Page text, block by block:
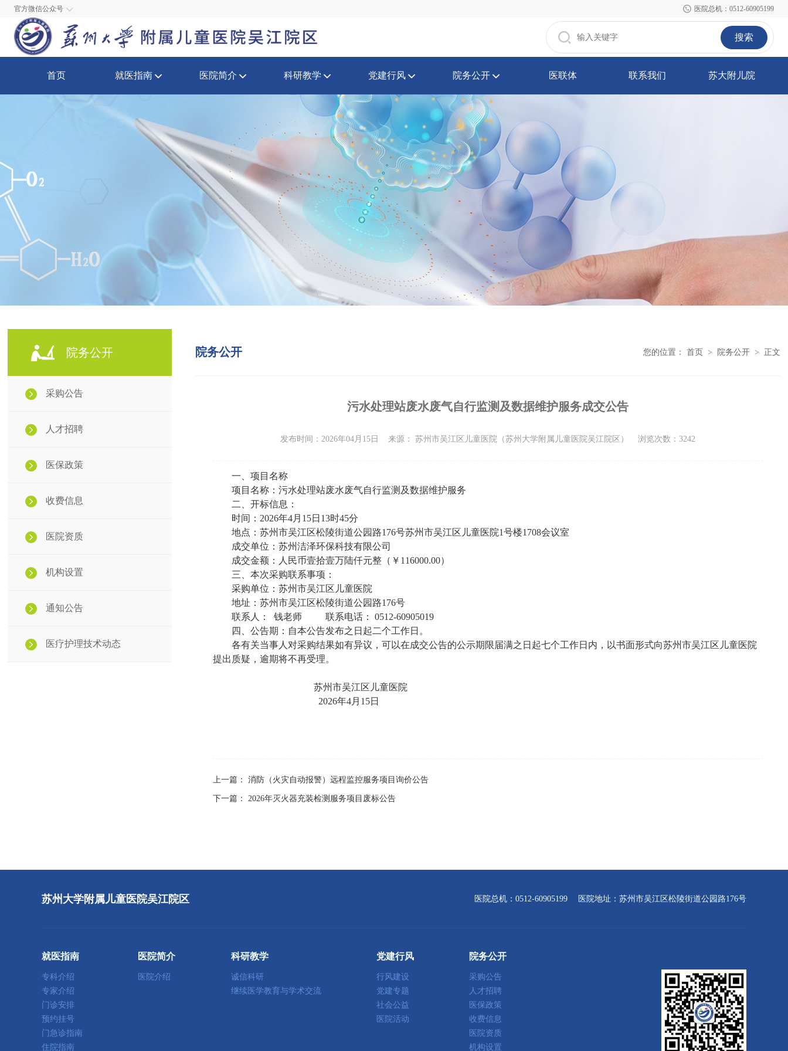
官方微信公众号 医院总机：0512-60905199
搜索
首页 就医指南 医院简介 科研教学 党建行风 院务公开 医联体 联系我们 苏大附儿院
院务公开
采购公告
人才招聘
医保政策
收费信息
医院资质
机构设置
通知公告
医疗护理技术动态
您的位置： 首页 > 院务公开 > 正文
院务公开
污水处理站废水废气自行监测及数据维护服务成交公告
发布时间：2026年04月15日 来源： 苏州市吴江区儿童医院（苏州大学附属儿童医院吴江院区） 浏览次数：3242
一、项目名称
项目名称：污水处理站废水废气自行监测及数据维护服务
二、开标信息：
时间： 2026年4月15日13时45分
地点：苏州市吴江区松陵街道公园路176号苏州市吴江区儿童医院1号楼1708会议室
成交单位：苏州洁泽环保科技有限公司
成交金额：
人民币壹拾壹万陆仟元整（￥ 116000.00）
三 、本次采购联系事项：
采购单位 ：苏州市吴江区儿童医院
地址：苏州市吴江区松陵街道公园路176号
联系人：
钱老师 联系电话：
0512-60905019
四
、公告期：自本公告发布之日起二个工作日。
各有关当事人对采购结果如有异议，可以在成交公告的公示期限届满之日起七个工作日内，以书面形式向苏州市吴江区儿童医院
提出质疑，逾期将不再受理。
苏州市吴江区儿童医院
2026年4月15日
上一篇： 消防（火灾自动报警）远程监控服务项目询价公告
下一篇： 2026年灭火器充装检测服务项目废标公告
苏州大学附属儿童医院吴江院区 医院总机：0512-60905199 医院地址：苏州市吴江区松陵街道公园路176号
就医指南
专科介绍
专家介绍
门诊安排
预约挂号
门急诊指南
住院指南
医院简介
医院介绍
科研教学
诚信科研
继续医学教育与学术交流
党建行风
行风建设
党建专题
社会公益
医院活动
院务公开
采购公告
人才招聘
医保政策
收费信息
医院资质
机构设置